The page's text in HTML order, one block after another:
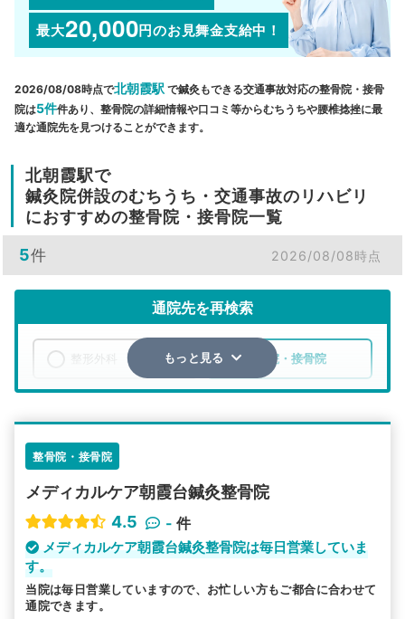
最大20,000円のお見舞金支給中！
2026/08/08時点で北朝霞駅 で鍼灸もできる交通事故対応の整骨院・接骨
院は5件件あり、整骨院の詳細情報や口コミ等からむちうちや腰椎捻挫に最
適な通院先を見つけることができます。
北朝霞駅で
鍼灸院併設のむちうち・交通事故のリハビリ
におすすめの整骨院・接骨院一覧
5件 2026/08/08時点
通院先を再検索
整骨院・接骨院
詳細条件で絞り込む
その他の検索方法
もっと見る
整骨院・接骨院
メディカルケア朝霞台鍼灸整骨院
4.5
- 件
メディカルケア朝霞台鍼灸整骨院は毎日営業していま
す。
当院は毎日営業していますので、お忙しい方もご都合に合わせて
通院できます。